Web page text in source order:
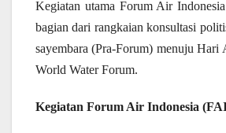
Kegiatan utama Forum Air
bagian dari rangkaian konsultasi
sayembara (Pra-Forum) menuju
World Water Forum.
Kegiatan Forum Air Indonesia